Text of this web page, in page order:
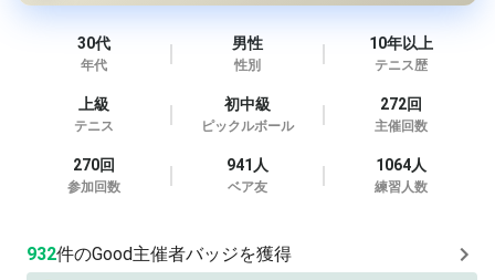
30代
年代
男性
性別
10年以上
テニス歴
上級
テニス
初中級
ピックルボール
272回
主催回数
270回
参加回数
941人
ベア友
1064人
練習人数
932件のGood主催者バッジを獲得